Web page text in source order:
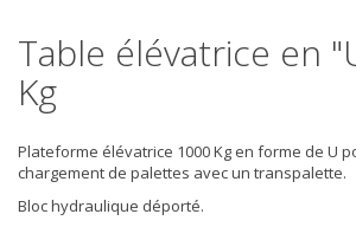
Table élévatrice en
Kg
Plateforme élévatrice 1000 Kg en forme de U
chargement de palettes avec un transpalette.
Bloc hydraulique déporté.